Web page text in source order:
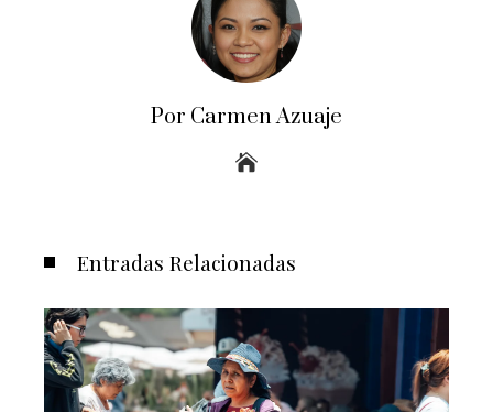
Por Carmen Azuaje
Entradas Relacionadas